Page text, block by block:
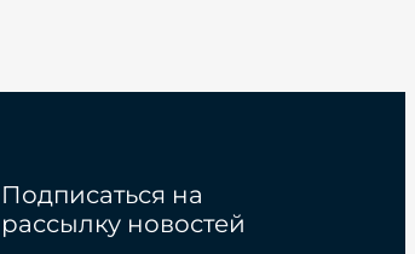
Подписаться на
рассылку новостей